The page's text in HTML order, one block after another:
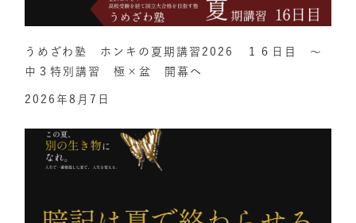
うめざわ塾 ホンキの夏期講習2026 １６日目 ～
中３特別講習 極×盆 開幕へ
2026年8月7日